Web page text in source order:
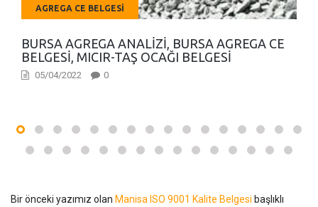
AGREGA CE BELGESI
BURSA AGREGA ANALIZI, BURSA AGREGA CE
BELGESI, MICIR-TAŞ OCAĞI BELGESI
05/04/2022 0
Bir önceki yazımız olan Manisa ISO 9001 Kalite Belgesi başlıklı